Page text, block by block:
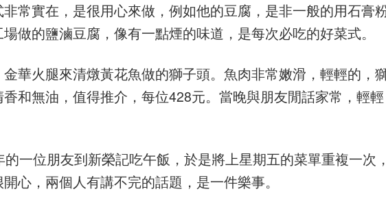
常實在，是很用心來做，例如他的豆腐，是非一般的用石膏
做的鹽滷豆腐，像有一點煙的味道，是每次必吃的好菜式。
華火腿來清燉黃花魚做的獅子頭。魚肉非常嫩滑，輕輕的，
和無油，值得推介，每位428元。當晚與朋友閒話家常，輕輕
一位朋友到新榮記吃午飯，於是將上星期五的菜單重複一次
心，兩個人有講不完的話題，是一件樂事。